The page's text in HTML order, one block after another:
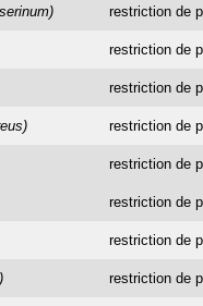
restriction de
restriction de
restriction de
restriction de
restriction de
restriction de
restriction de
restriction de